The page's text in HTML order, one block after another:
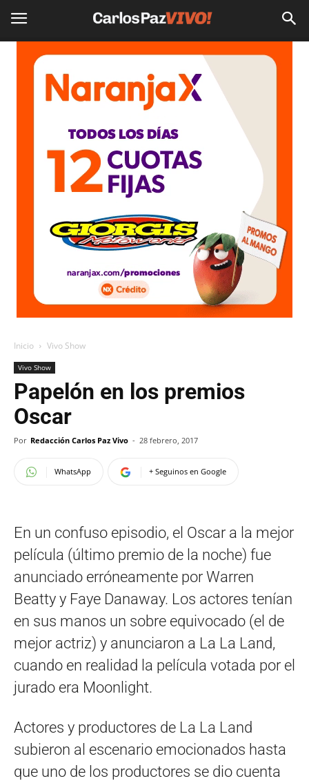
Inicio Vivo Show
Vivo Show
Papelón en los premios
Oscar
Por Redacción Carlos Paz Vivo - 28 febrero, 2017
WhatsApp + Seguinos en Google
En un confuso episodio, el Oscar a la mejor
película (último premio de la noche) fue
anunciado erróneamente por Warren
Beatty y Faye Danaway. Los actores tenían
en sus manos un sobre equivocado (el de
mejor actriz) y anunciaron a La La Land,
cuando en realidad la película votada por el
jurado era Moonlight.
Actores y productores de La La Land
subieron al escenario emocionados hasta
que uno de los productores se dio cuenta